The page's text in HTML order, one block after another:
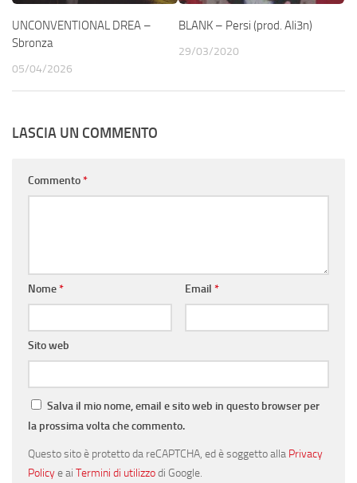
UNCONVENTIONAL DREA –
Sbronza
05/04/2026
BLANK – Persi (prod. Ali3n)
29/03/2020
LASCIA UN COMMENTO
Commento*
Nome* Email *
Sito web
Salva il mio nome, email e sito web in questo browser per
la prossima volta che commento.
Questo sito è protetto da reCAPTCHA, ed è soggetto alla Privacy
Policye ai Termini di utilizzodi Google.